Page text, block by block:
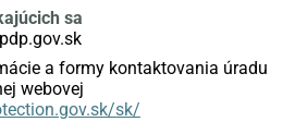
sa
a formy kontaktovania úradu
webovej
sk/